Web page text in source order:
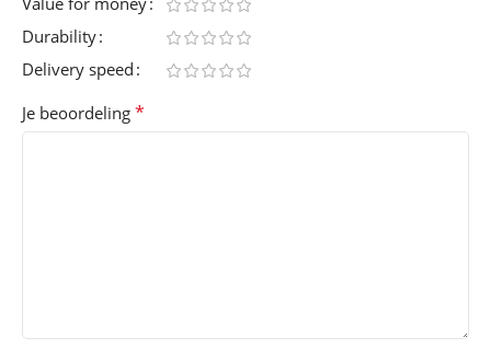
Durability
Delivery speed
Je beoordeling *